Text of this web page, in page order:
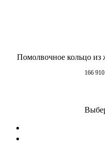
Помолвочное кольцо из
166 910